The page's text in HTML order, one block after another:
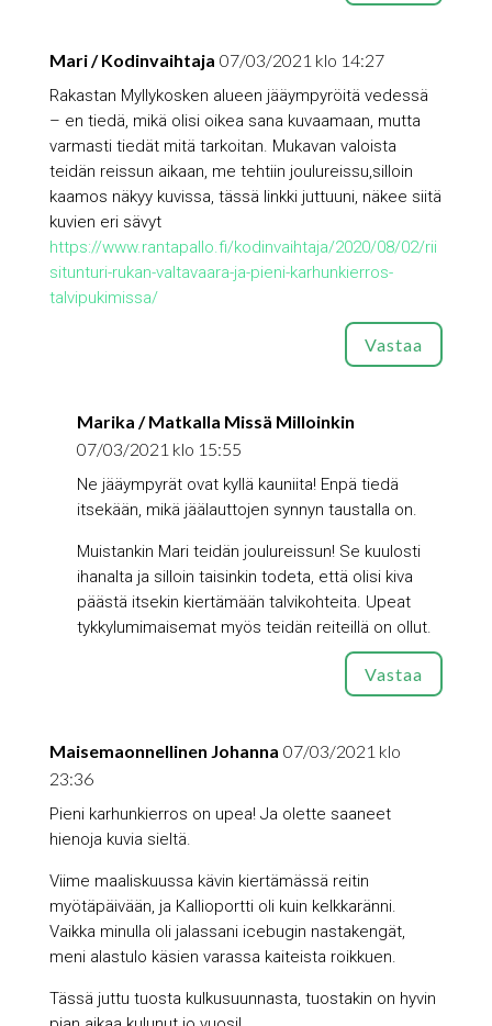
Mari / Kodinvaihtaja 07/03/2021 klo 14:27
Rakastan Myllykosken alueen jääympyröitä vedessä
– en tiedä, mikä olisi oikea sana kuvaamaan, mutta
varmasti tiedät mitä tarkoitan. Mukavan valoista
teidän reissun aikaan, me tehtiin joulureissu,silloin
kaamos näkyy kuvissa, tässä linkki juttuuni, näkee siitä
kuvien eri sävyt
https://www.rantapallo.fi/kodinvaihtaja/2020/08/02/rii
situnturi-rukan-valtavaara-ja-pieni-karhunkierros-
talvipukimissa/
Vastaa
Marika / Matkalla Missä Milloinkin
07/03/2021 klo 15:55
Ne jääympyrät ovat kyllä kauniita! Enpä tiedä
itsekään, mikä jäälauttojen synnyn taustalla on.
Muistankin Mari teidän joulureissun! Se kuulosti
ihanalta ja silloin taisinkin todeta, että olisi kiva
päästä itsekin kiertämään talvikohteita. Upeat
tykkylumimaisemat myös teidän reiteillä on ollut.
Vastaa
Maisemaonnellinen Johanna 07/03/2021 klo
23:36
Pieni karhunkierros on upea! Ja olette saaneet
hienoja kuvia sieltä.
Viime maaliskuussa kävin kiertämässä reitin
myötäpäivään, ja Kallioportti oli kuin kelkkaränni.
Vaikka minulla oli jalassani icebugin nastakengät,
meni alastulo käsien varassa kaiteista roikkuen.
Tässä juttu tuosta kulkusuunnasta, tuostakin on hyvin